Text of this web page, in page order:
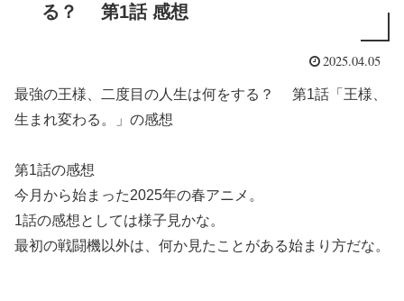
る？ 第1話 感想
2025.04.05
最強の王様、二度目の人生は何をする？ 第1話「王様、
生まれ変わる。」の感想
第1話の感想
今月から始まった2025年の春アニメ。
1話の感想としては様子見かな。
最初の戦闘機以外は、何か見たことがある始まり方だな。